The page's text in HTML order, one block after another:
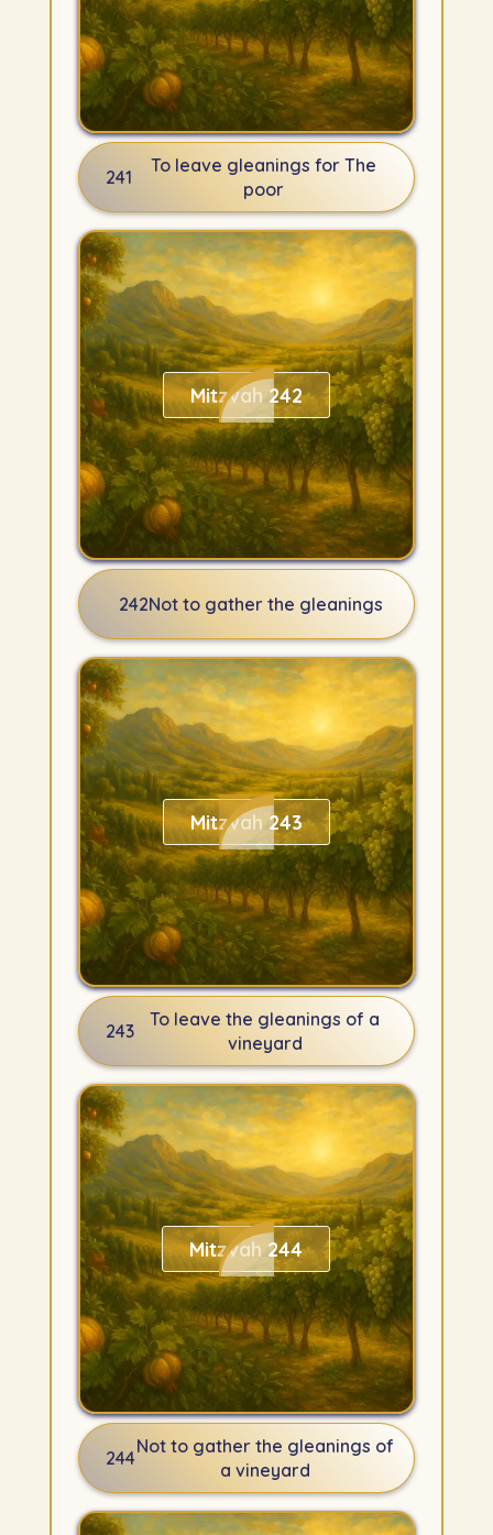
241
To leave gleanings for The
poor
Mitzvah 242
242Not to gather the gleanings
Mitzvah 243
243
To leave the gleanings of a
vineyard
Mitzvah 244
244
Not to gather the gleanings of
a vineyard